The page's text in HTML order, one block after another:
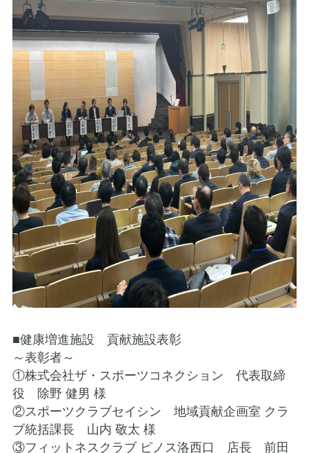
■健康増進施設 貢献施設表彰
～表彰者～
①株式会社ザ・スポーツコネクション 代表取締
役 除野 健男 様
②スポーツクラブセイシン 地域貢献企画室 クラ
ブ統括課長 山内 敬太 様
③フィットネスクラブ ピノス洛西口 店長 前田